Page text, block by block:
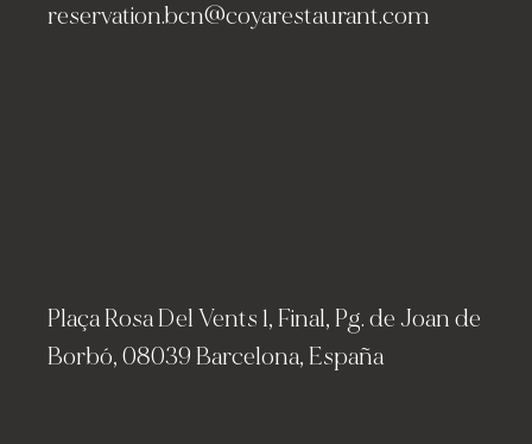
reservation.bcn@coyarestaurant.com
Plaça Rosa Del Vents 1, Final, Pg. de Joan de
Borbó, 08039 Barcelona, España